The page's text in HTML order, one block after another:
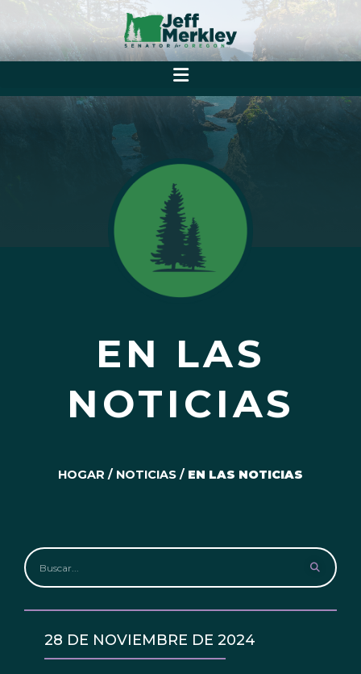
EN LAS
NOTICIAS
HOGAR / NOTICIAS / EN LAS NOTICIAS
28 DE NOVIEMBRE DE 2024